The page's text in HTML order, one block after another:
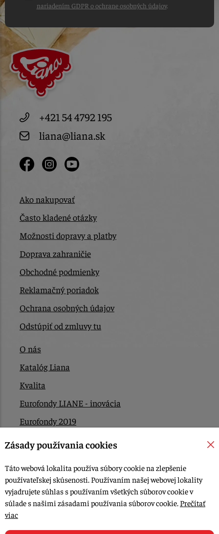
nariadením GDPR o ochrane osobných údajov.
+421 54 4792 195
liana@liana.sk
Ako nakupovať
Často kladené otázky
Možnosti dopravy a platby
Doprava zahraničie
Obchodné podmienky
Reklamačný poriadok
Ochrana osobných údajov
Odstúpiť od zmluvy tu
O nás
Katalóg Liana
Kvalita
Eurofondy LIANE - inovácia
Eurofondy 2019
Eurofondy 2022/2023
Kontakt
© 2015-2026, LIANA GOLIAŠ s.r.o. všetky práva vyhradené.
Upraviť nastavenia Cookies
Zásady používania cookies
Táto webová lokalita používa súbory cookie na zlepšenie
používateľskej skúsenosti. Používaním našej webovej lokality
vyjadrujete súhlas s používaním všetkých súborov cookie v
súlade s našimi zásadami používania súborov cookie. Prečítať
viac